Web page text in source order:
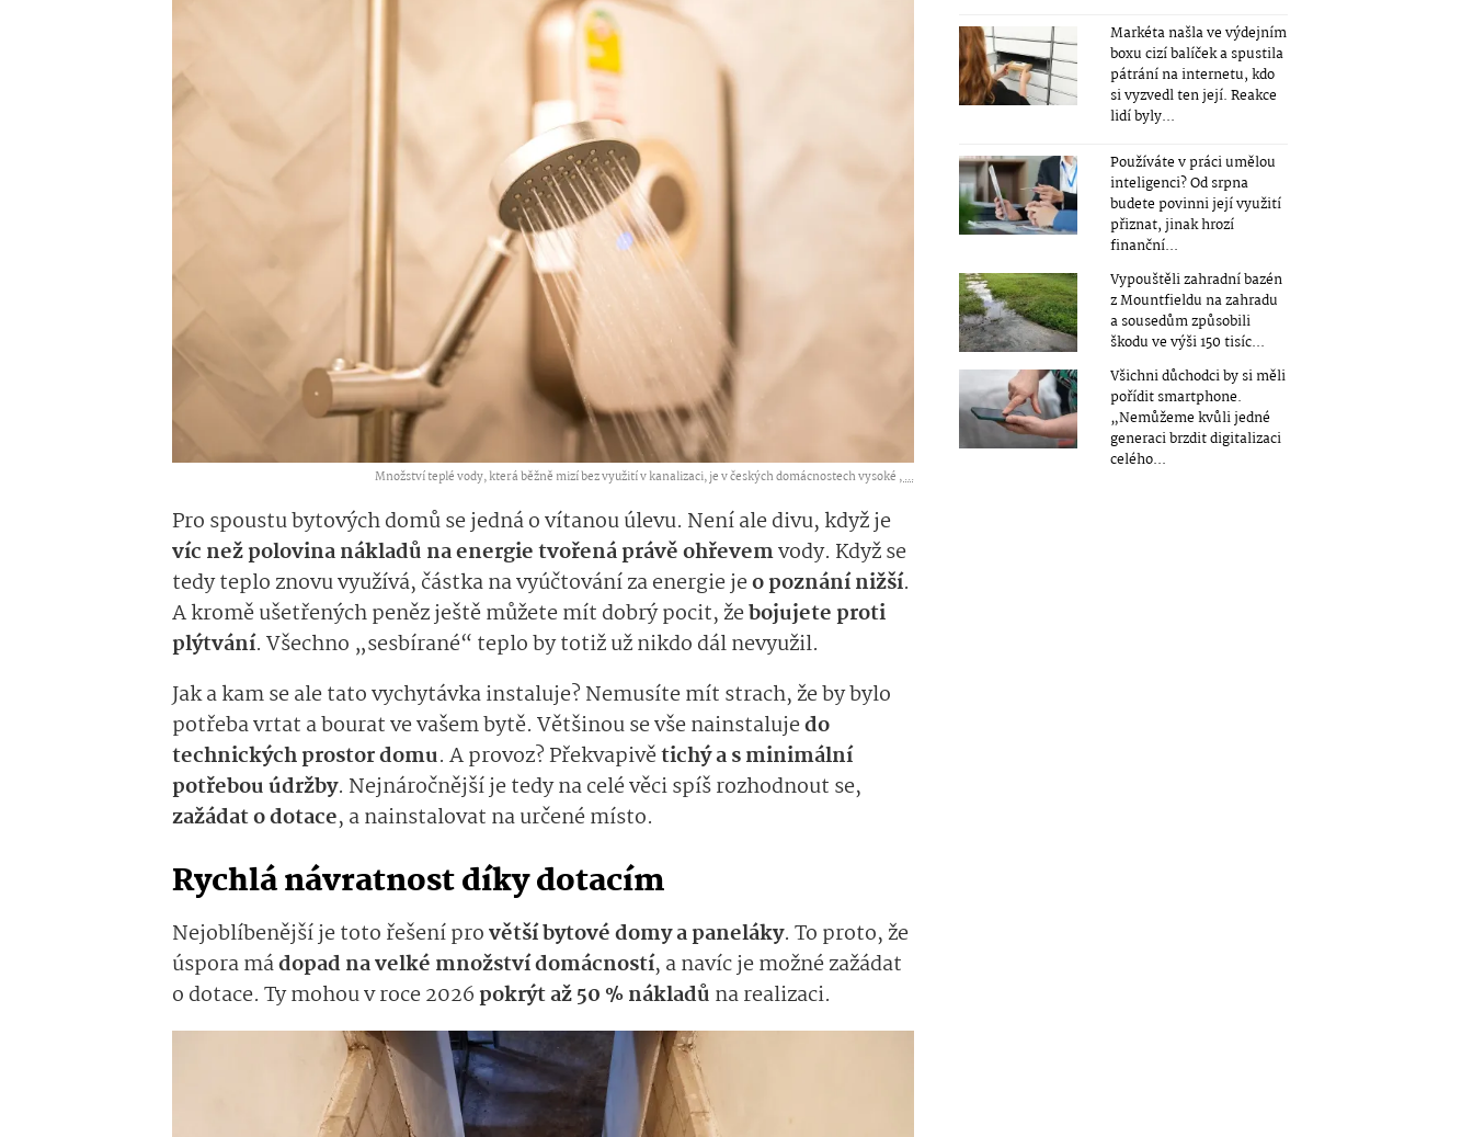
Množství teplé vody, která běžně mizí bez využití v kanalizaci, je v českých domácnostech vysoké ,...
Pro spoustu bytových domů se jedná o vítanou úlevu. Není ale divu, když je
víc než polovina nákladů na energie tvořená právě ohřevemvody. Když se
tedy teplo znovu využívá, částka na vyúčtování za energie jeo poznání nižší.
A kromě ušetřených peněz ještě můžete mít dobrý pocit, žebojujete proti
plýtvání. Všechno „sesbírané“ teplo by totiž už nikdo dál nevyužil.
Jak a kam se ale tato vychytávka instaluje? Nemusíte mít strach, že by bylo
potřeba vrtat a bourat ve vašem bytě. Většinou se vše nainstalujedo
technických prostor domu. A provoz? Překvapivětichý a s minimální
potřebou údržby. Nejnáročnější je tedy na celé věci spíš rozhodnout se,
zažádat o dotace, a nainstalovat na určené místo.
Rychlá návratnost díky dotacím
Nejoblíbenější je toto řešení provětší bytové domy a paneláky. To proto, že
úspora mádopad na velké množství domácností, a navíc je možné zažádat
o dotace. Ty mohou v roce 2026 pokrýt až 50 % nákladů na realizaci.
Markéta našla ve výdejním
boxu cizí balíček a spustila
pátrání na internetu, kdo
si vyzvedl ten její. Reakce
lidí byly...
Používáte v práci umělou
inteligenci? Od srpna
budete povinni její využití
přiznat, jinak hrozí
finanční...
Vypouštěli zahradní bazén
z Mountfieldu na zahradu
a sousedům způsobili
škodu ve výši 150 tisíc...
Všichni důchodci by si měli
pořídit smartphone.
„Nemůžeme kvůli jedné
generaci brzdit digitalizaci
celého...